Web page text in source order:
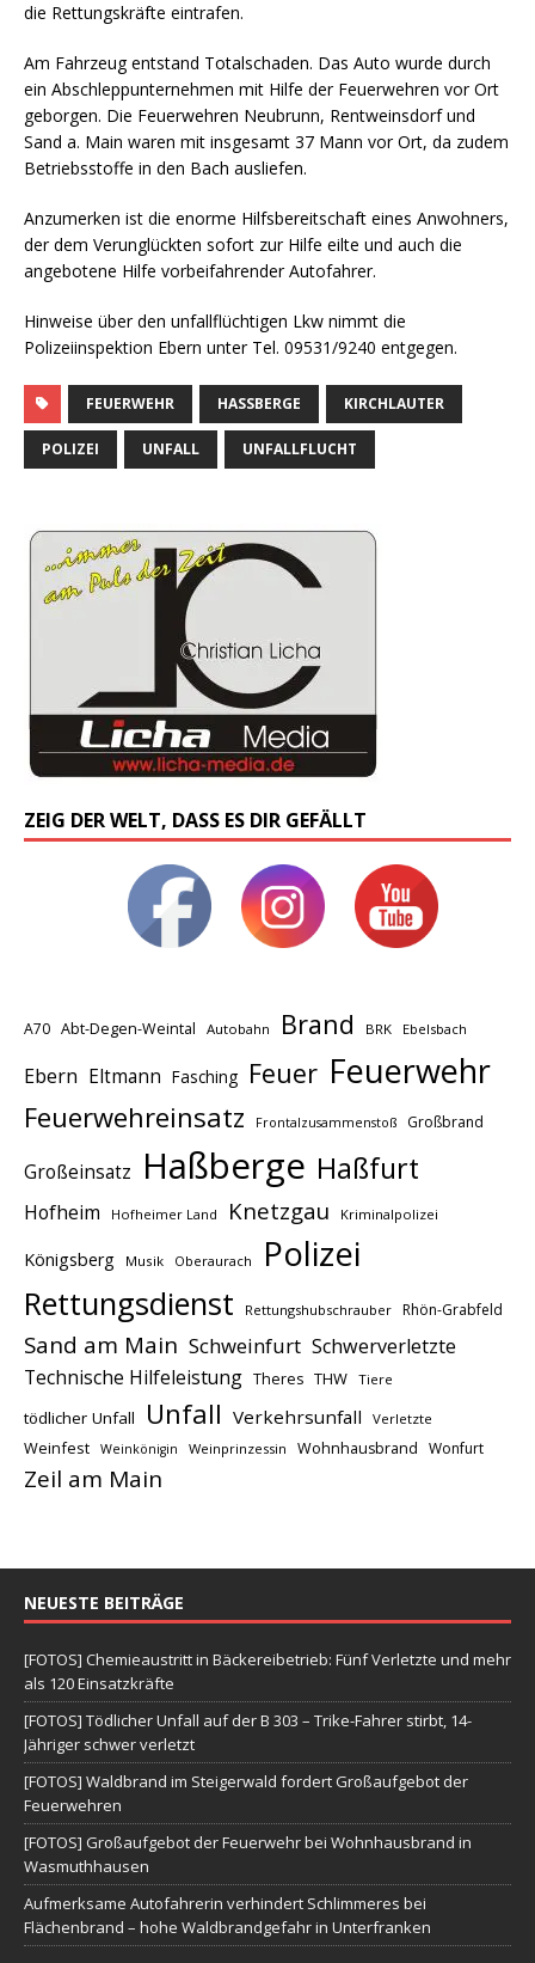
die Rettungskräfte eintrafen.
Am Fahrzeug entstand Totalschaden. Das Auto wurde durch
ein Abschleppunternehmen mit Hilfe der Feuerwehren vor Ort
geborgen. Die Feuerwehren Neubrunn, Rentweinsdorf und
Sand a. Main waren mit insgesamt 37 Mann vor Ort, da zudem
Betriebsstoffe in den Bach ausliefen.
Anzumerken ist die enorme Hilfsbereitschaft eines Anwohners,
der dem Verunglückten sofort zur Hilfe eilte und auch die
angebotene Hilfe vorbeifahrender Autofahrer.
Hinweise über den unfallflüchtigen Lkw nimmt die
Polizeiinspektion Ebern unter Tel. 09531/9240 entgegen.
FEUERWEHR HASSBERGE KIRCHLAUTER
POLIZEI UNFALL UNFALLFLUCHT
ZEIG DER WELT, DASS ES DIR GEFÄLLT
A70 Abt-Degen-Weintal Autobahn Brand BRK Ebelsbach
Ebern Eltmann Fasching Feuer Feuerwehr
Feuerwehreinsatz Frontalzusammenstoß Großbrand
Großeinsatz Haßberge Haßfurt
Hofheim Hofheimer Land Knetzgau Kriminalpolizei
Königsberg Musik Oberaurach Polizei
Rettungsdienst Rettungshubschrauber Rhön-Grabfeld
Sand am Main Schweinfurt Schwerverletzte
Technische Hilfeleistung Theres THW Tiere
tödlicher Unfall Unfall Verkehrsunfall Verletzte
Weinfest Weinkönigin Weinprinzessin Wohnhausbrand Wonfurt
Zeil am Main
NEUESTE BEITRÄGE
[FOTOS] Chemieaustritt in Bäckereibetrieb: Fünf Verletzte und mehr
als 120 Einsatzkräfte
[FOTOS] Tödlicher Unfall auf der B 303 – Trike-Fahrer stirbt, 14-
Jähriger schwer verletzt
[FOTOS] Waldbrand im Steigerwald fordert Großaufgebot der
Feuerwehren
[FOTOS] Großaufgebot der Feuerwehr bei Wohnhausbrand in
Wasmuthhausen
Aufmerksame Autofahrerin verhindert Schlimmeres bei
Flächenbrand – hohe Waldbrandgefahr in Unterfranken